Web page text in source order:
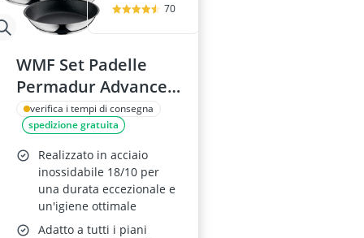
70
WMF Set Padelle
Permadur Advance
28 + 24 cm
verifica i tempi di consegna
spedizione gratuita
Realizzato in acciaio
inossidabile 18/10 per
una durata eccezionale e
un'igiene ottimale
Adatto a tutti i piani